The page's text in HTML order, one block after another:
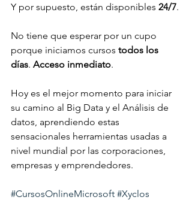
Y por supuesto, están disponibles 24/7.
No tiene que esperar por un cupo
porque iniciamos cursos todos los
días. Acceso inmediato.
Hoy es el mejor momento para iniciar
su camino al Big Data y el Análisis de
datos, aprendiendo estas
sensacionales herramientas usadas a
nivel mundial por las corporaciones,
empresas y emprendedores.
#CursosOnlineMicrosoft #Xyclos